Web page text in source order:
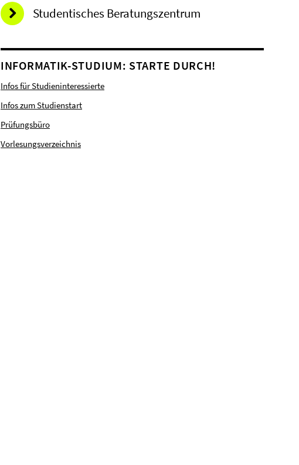
Studentisches Beratungszentrum
INFORMATIK-STUDIUM: STARTE DURCH!
Infos für Studieninteressierte
Infos zum Studienstart
Prüfungsbüro
Vorlesungsverzeichnis